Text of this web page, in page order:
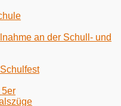
an der Schull- und
5er